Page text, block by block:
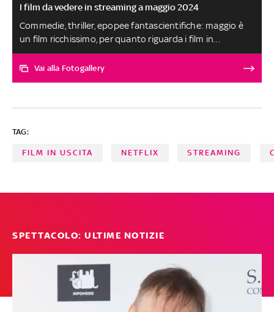
I film da vedere in streaming a maggio 2024
Commedie, thriller, epopee fantascientifiche: maggio è
un film ricchissimo, per quanto riguarda i film in
streaming. Dal ritorno di Johnny Depp e Jennifer Lopez
all'esordio alla regia di Michele Riondino, fino
Vai alla Fotogallery
TAG:
FILM IN USCITA NETFLIX STREAMING
SPETTACOLO: ULTIME NOTIZIE